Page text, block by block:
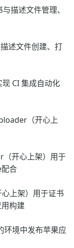
描述文件管理、
述文件创建、打
CI 集成自动化
（开心上
开心上架）用于
合
上架）用于证书
构建
环境中发布苹果应